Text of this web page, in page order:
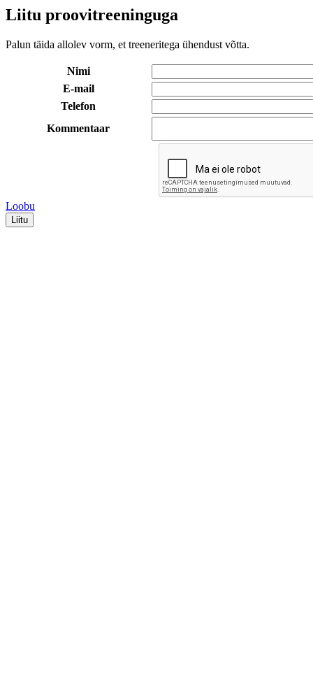
Liitu proovitreeninguga
Palun täida allolev vorm, et treeneritega ühendust võtta.
Nimi
E-mail
Telefon
Kommentaar
Loobu
Liitu